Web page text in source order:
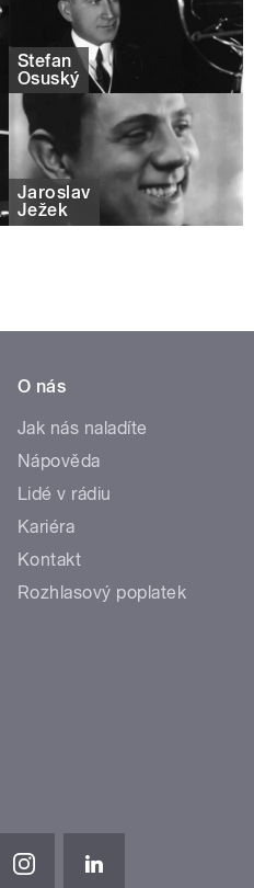
Štefan
Osuský
Jaroslav
Ježek
O nás
Jak nás naladíte
Nápověda
Lidé v rádiu
Kariéra
Kontakt
Rozhlasový poplatek